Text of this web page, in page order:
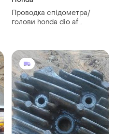
Проводка спідометра/
голови honda dio af